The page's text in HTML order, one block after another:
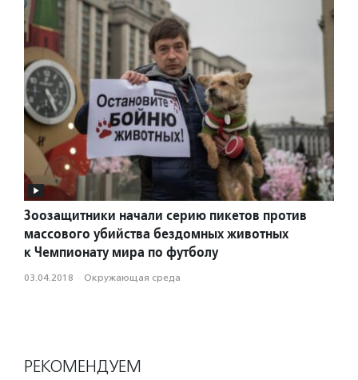
Зоозащитники начали серию пикетов против
массового убийства бездомных животных
к Чемпионату мира по футболу
03.04.2018 · Окружающая среда
РЕКОМЕНДУЕМ